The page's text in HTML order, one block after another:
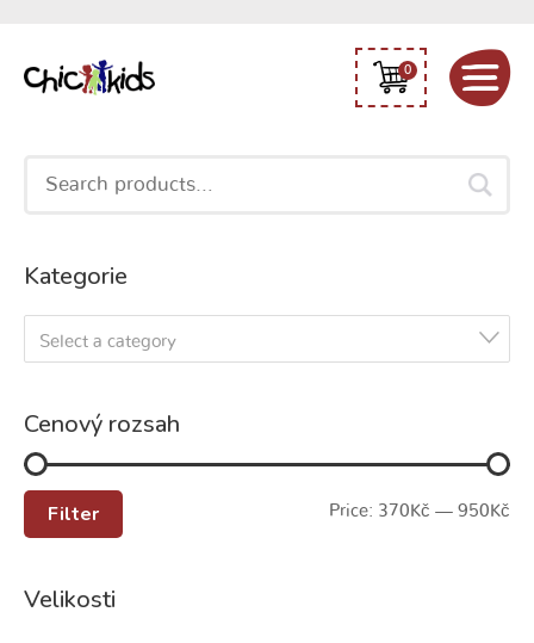
0
Search
Kategorie
Select a category
Cenový rozsah
Filter Price: 370Kč — 950Kč
Velikosti